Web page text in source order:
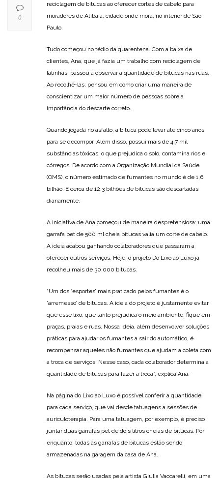
reciclagem de bitucas ao oferecer cortes de cabelo para
moradores de Atibaia, cidade onde mora, no interior de São
Paulo.
Tudo começou no tédio da quarentena. Com a baixa de
clientes, Ana, que já fazia um trabalho com reciclagem de
latinhas, passou a observar a quantidade de bitucas nas ruas.
Ao recolhê-las, pensou em como criar uma maneira de
conscientizar um maior número de pessoas sobre a
importância do descarte correto.
Quando jogada no asfalto, a bituca pode levar até cinco anos
para se decompor. Além disso, possui mais de 4,7 mil
substâncias tóxicas, o que prejudica o solo, contamina rios e
córregos. De acordo com a Organização Mundial da Saúde
(OMS), o número estimado de fumantes no mundo é de 1,6
bilhão. E cerca de 12,3 bilhões de bitucas são descartadas
diariamente.
A iniciativa de Ana começou de maneira despretensiosa: uma
garrafa pet de 500 ml cheia bitucas valia um corte de cabelo.
A ideia acabou ganhando colaboradores que passaram a
oferecer outros serviços. Hoje, o projeto Do Lixo ao Luxo já
recolheu mais de 30.000 bitucas.
“Um dos ‘esportes’ mais praticado pelos fumantes é o
‘arremesso’ de bitucas. A ideia do projeto é justamente evitar
que esse lixo, que tanto prejudica o meio ambiente, fique em
praças, praias e ruas. Nossa ideia, além desenvolver soluções
práticas para ajudar os fumantes a sair do automático, é
recompensar aqueles não fumantes que ajudam a coleta com
a troca de serviços. Nesse caso, cada colaborador determina a
quantidade de bitucas para fazer a troca”, explica Ana.
Na página do Lixo ao Luxo é possível conferir a quantidade
para cada serviço, que vai desde tatuagens a sessões de
auriculoterapia. Para uma tatuagem, por exemplo, é preciso
juntar duas garrafas pet de dois litros cheias de bitucas. Por
enquanto, todas as garrafas de bitucas estão sendo
armazenadas na garagem da casa de Ana.
As bitucas serão usadas pela artista Giulia Vaccarelli, em uma
0